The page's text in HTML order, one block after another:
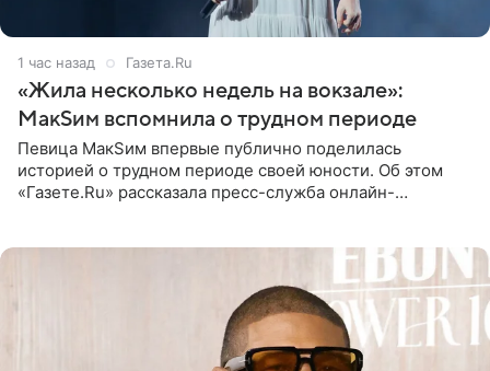
1 час назад Газета.Ru
«Жила несколько недель на вокзале»:
МакSим вспомнила о трудном периоде
Певица МакSим впервые публично поделилась
историей о трудном периоде своей юности. Об этом
«Газете.Ru» рассказала пресс-служба онлайн-